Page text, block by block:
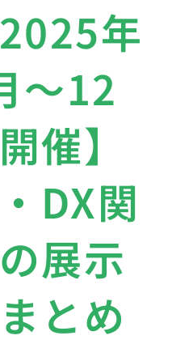
2025年
〜12
催】
DX関
展示
とめ